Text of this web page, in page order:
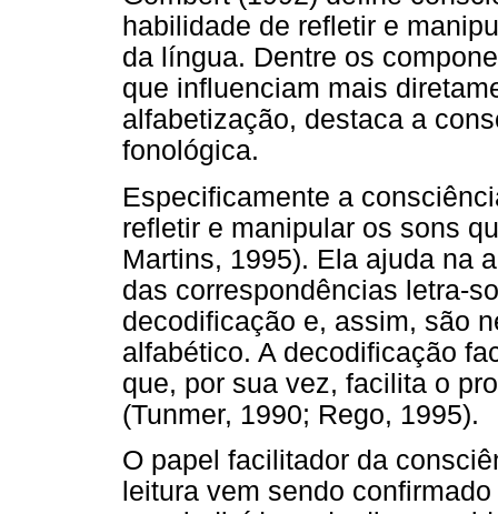
habilidade de refletir e
da língua. Dentre os
que influenciam mais
alfabetização, destaca a
fonológica.
Especificamente a
refletir e manipular os sons
Martins, 1995). Ela ajuda na
das correspondências letra-
decodificação e, assim, são
alfabético. A decodificação
que, por sua vez, facilita o
(Tunmer, 1990; Rego, 1995).
O papel facilitador da
leitura vem sendo